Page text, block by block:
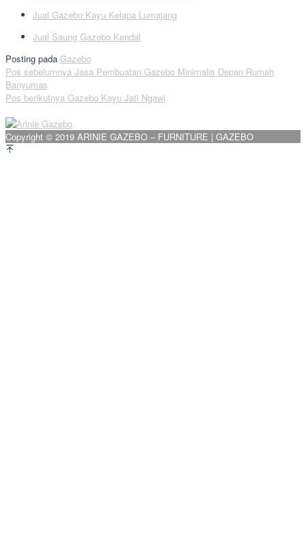
Jual Gazebo Kayu Kelapa Lumajang
Jual Saung Gazebo Kendal
Posting pada Gazebo
Navigasi
pos
Pos sebelumnya Jasa Pembuatan Gazebo Minimalis Depan Rumah
Banyumas
Pos berikutnya Gazebo Kayu Jati Ngawi
Copyright © 2019 ARINIE GAZEBO – FURNITURE | GAZEBO